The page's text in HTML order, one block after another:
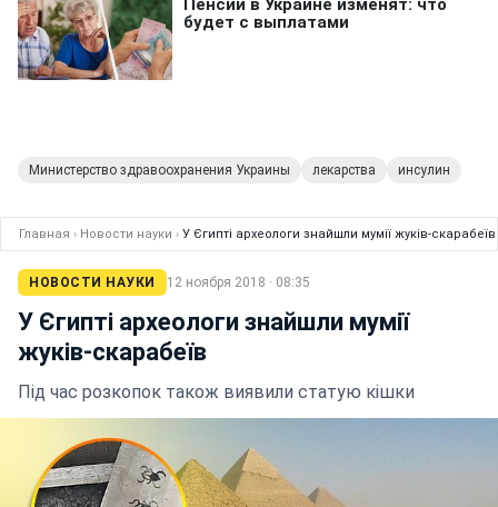
Министерство здравоохранения Украины лекарства инсулин
Главная › Новости науки › У Єгипті археологи знайшли мумії жуків-скарабеїв
НОВОСТИ НАУКИ 12 ноября 2018 · 08:35
У Єгипті археологи знайшли мумії
жуків-скарабеїв
Під час розкопок також виявили статую кішки